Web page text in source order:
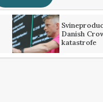
Danish
katastrofe